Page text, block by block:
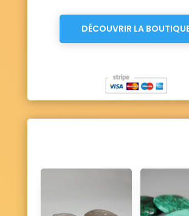
DÉCOUVRIR LA